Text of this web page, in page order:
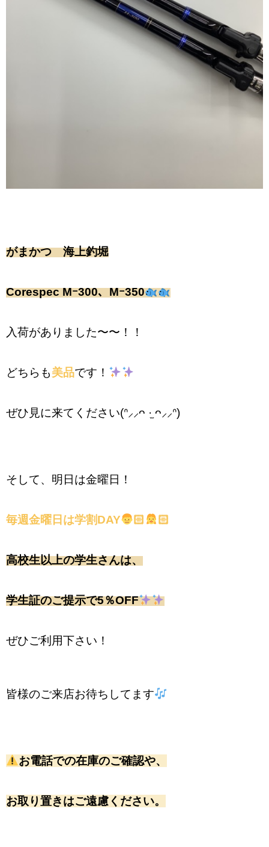
がまかつ 海上釣堀
Corespec Mｰ300、Mｰ350
入荷がありました〜〜！！
どちらも美品です！
ぜひ見に来てください(ᐢ‪⸝⸝ᴖ ·̫ ᴖ⸝⸝ᐢ)
そして、明日は金曜日！
毎週金曜日は学割DAY 🏻 🏻
高校生以上の学生さんは、
学生証のご提示で5％OFF
ぜひご利用下さい！
皆様のご来店お待ちしてます
お電話での在庫のご確認や、
お取り置きはご遠慮ください。